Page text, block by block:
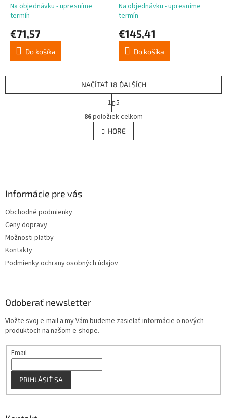
Na objednávku - upresníme
termín
€71,57
Do košíka
Na objednávku - upresníme
termín
€145,41
Do košíka
O
v
l
á
p
NAČÍTAŤ 18 ĎALŠÍCH
S
t
r
á
n
k
v
1 5
86položiek celkom
HORE
Informácie pre vás
Obchodné podmienky
Ceny dopravy
Možnosti platby
Kontakty
Podmienky ochrany osobných údajov
Odoberať newsletter
Vložte svoj e-mail a my Vám budeme zasielať informácie o nových
produktoch na našom e-shope.
Email
PRIHLÁSIŤ SA